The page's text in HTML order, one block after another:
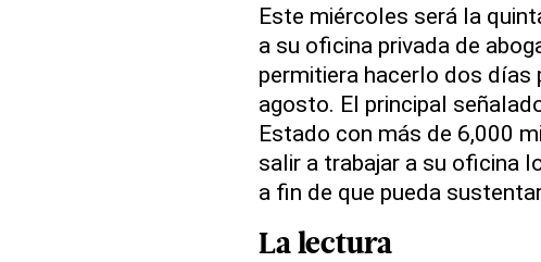
Este miércoles será la
a su oficina privada de
permitiera hacerlo dos días
agosto. El principal
Estado con más de 6,000
salir a trabajar a su oficina
a fin de que pueda
La lectura